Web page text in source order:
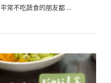
常不吃蔬食的朋友都 …